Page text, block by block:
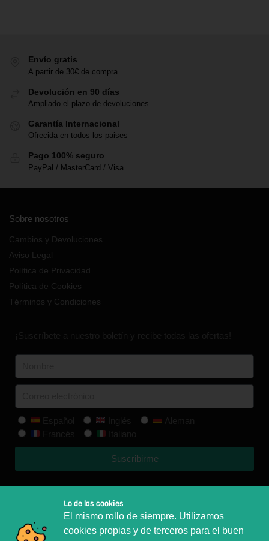
Envío gratis
A partir de 30€ de compra
Devolución en 90 días
Ampliado el plazo de devoluciones
Garantía Internacional
Ofrecida en todos los paises
Pago 100% seguro
PayPal / MasterCard / Visa
Sobre nosotros
Cambios y Devoluciones
Aviso Legal
Política de Privacidad
Política de Cookies
Términos y Condiciones
Suscribirme
Lo de las cookies
El mismo rollo de siempre. Utilizamos
cookies propias y de terceros para el buen